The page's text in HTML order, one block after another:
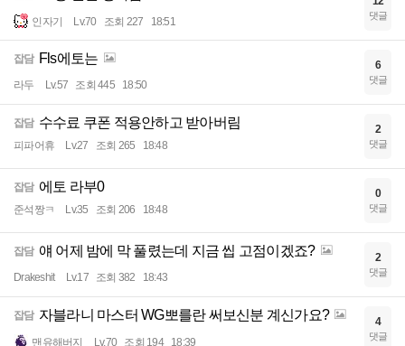
인자기 Lv.70 조회 227 18:51 댓글
잡담 Fls에토는
라두 Lv.57 조회 445 18:50
6
댓글
잡담 수수료 쿠폰 적용안하고 받아버림
피파어휴 Lv.27 조회 265 18:48
2
댓글
잡담 에토 라부0
준석짱ㅋ Lv.35 조회 206 18:48
0
댓글
잡담 얘 어제 밤에 막 풀렸는데 지금 씹 고점이겠죠?
Drakeshit Lv.17 조회 382 18:43
2
댓글
잡담 자블라니 마스터 WG뽀를란 써보신분 계신가요?
맨유해버지 Lv.70 조회 194 18:39
4
댓글